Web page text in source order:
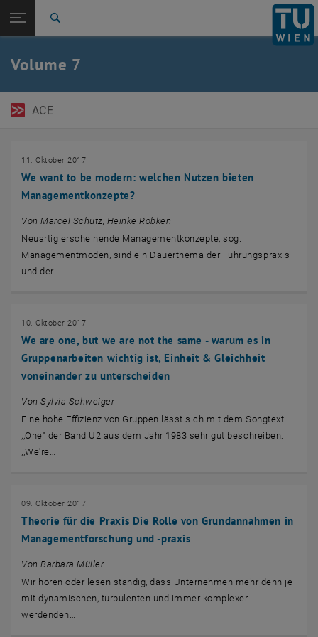
TU Login
Zurück zur letzten Ebene:
Volume 7
ACE
We want to be modern: welchen Nutzen bieten
Managementkonzepte?
11. Oktober 2017
Von Marcel Schütz, Heinke Röbken
Neuartig erscheinende Managementkonzepte, sog.
Managementmoden, sind ein Dauerthema der Führungspraxis
und der…
We are one, but we are not the same - warum es in
Gruppenarbeiten wichtig ist, Einheit & Gleichheit
voneinander zu unterscheiden
10. Oktober 2017
Von Sylvia Schweiger
Eine hohe Effizienz von Gruppen lässt sich mit dem Songtext
,,One" der Band U2 aus dem Jahr 1983 sehr gut beschreiben:
,,We're…
Theorie für die Praxis Die Rolle von Grundannahmen in
Managementforschung und -praxis
09. Oktober 2017
Von Barbara Müller
Wir hören oder lesen ständig, dass Unternehmen mehr denn je
mit dynamischen, turbulenten und immer komplexer
werdenden…